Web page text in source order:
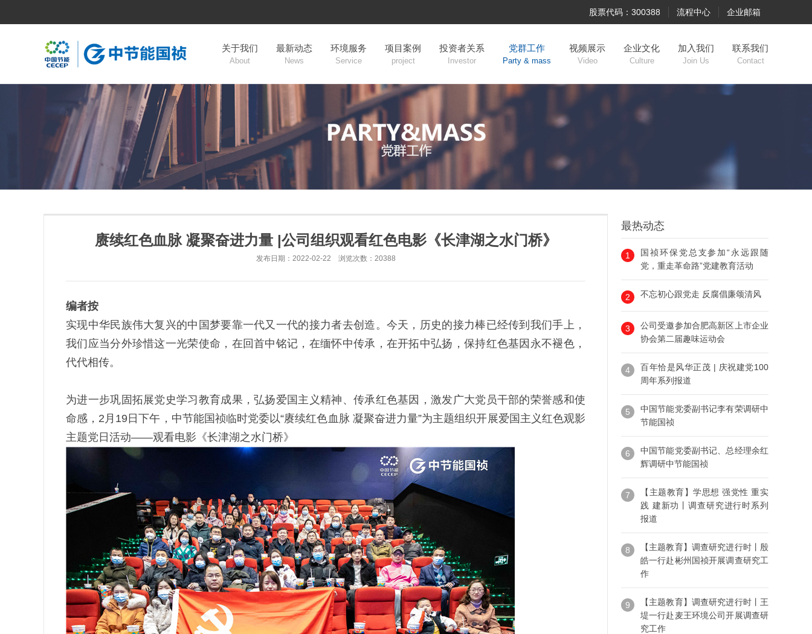
企业邮箱
流程中心
股票代码：300388
关于我们
About
最新动态
News
环境服务
Service
项目案例
project
投资者关系
Investor
党群工作
Party & mass
视频展示
Video
企业文化
Culture
加入我们
Join Us
联系我们
Contact
赓续红色血脉 凝聚奋进力量 |公司组织观看红色电影《长津湖之水门桥》
发布日期：2022-02-22 浏览次数：20388
编者按
实现中华民族伟大复兴的中国梦要靠一代又一代的接力者去创造。今天，历史的接力棒已经传到我们手上，
我们应当分外珍惜这一光荣使命，在回首中铭记，在缅怀中传承，在开拓中弘扬，保持红色基因永不褪色，
代代相传。
为进一步巩固拓展党史学习教育成果，弘扬爱国主义精神、传承红色基因，激发广大党员干部的荣誉感和使
命感，2月19日下午，中节能国祯临时党委以“赓续红色血脉 凝聚奋进力量”为主题组织开展爱国主义红色观影
主题党日活动——观看电影《长津湖之水门桥》
最热动态
1
国祯环保党总支参加“永远跟随
党，重走革命路”党建教育活动
2 不忘初心跟党走 反腐倡廉颂清风
3
公司受邀参加合肥高新区上市企业
协会第二届趣味运动会
4
百年恰是风华正茂 | 庆祝建党100
周年系列报道
5
中国节能党委副书记李有荣调研中
节能国祯
6
中国节能党委副书记、总经理余红
辉调研中节能国祯
7
【主题教育】学思想 强党性 重实
践 建新功丨调查研究进行时系列
报道
8
【主题教育】调查研究进行时丨殷
皓一行赴彬州国祯开展调查研究工
作
9
【主题教育】调查研究进行时丨王
堤一行赴麦王环境公司开展调查研
究工作